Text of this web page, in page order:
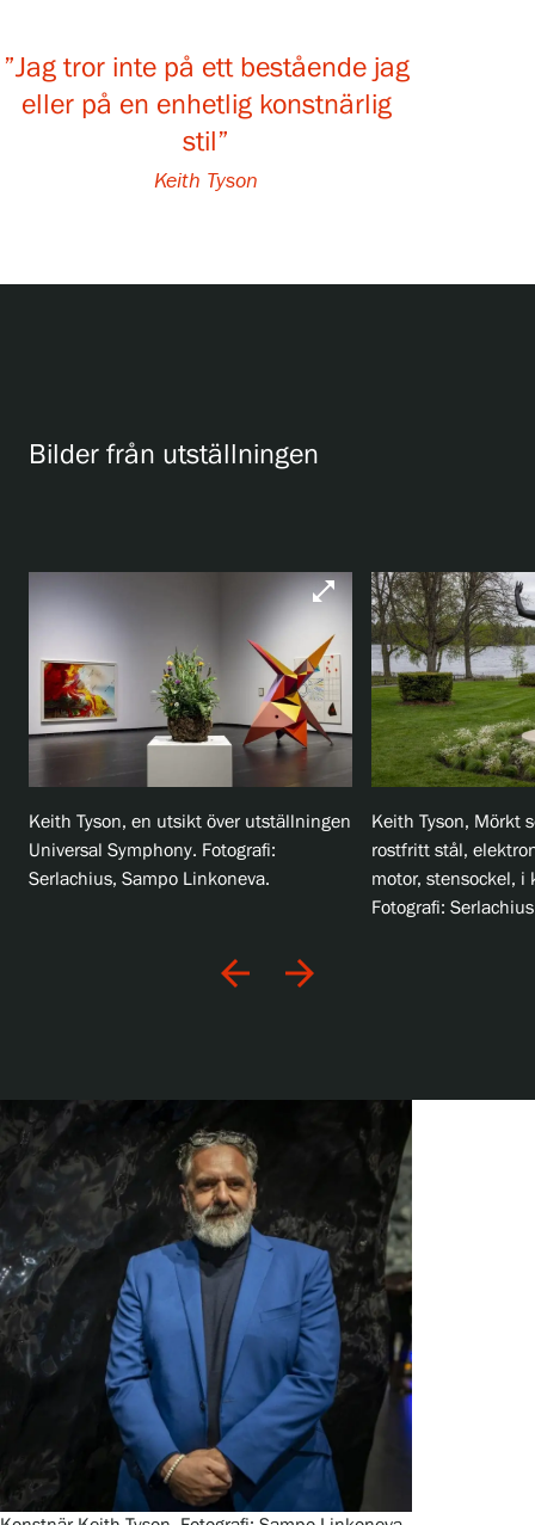
”Jag tror inte på ett bestående jag
eller på en enhetlig konstnärlig
stil”
Keith Tyson
Bilder från utställningen
open_in_full
Keith Tyson, en utsikt över utställningen
Universal Symphony. Fotografi:
Serlachius, Sampo Linkoneva.
Keith Tyson, Mörkt
rostfritt stål,
motor, stensockel, i
Fotografi:
arrow_back arrow_forward